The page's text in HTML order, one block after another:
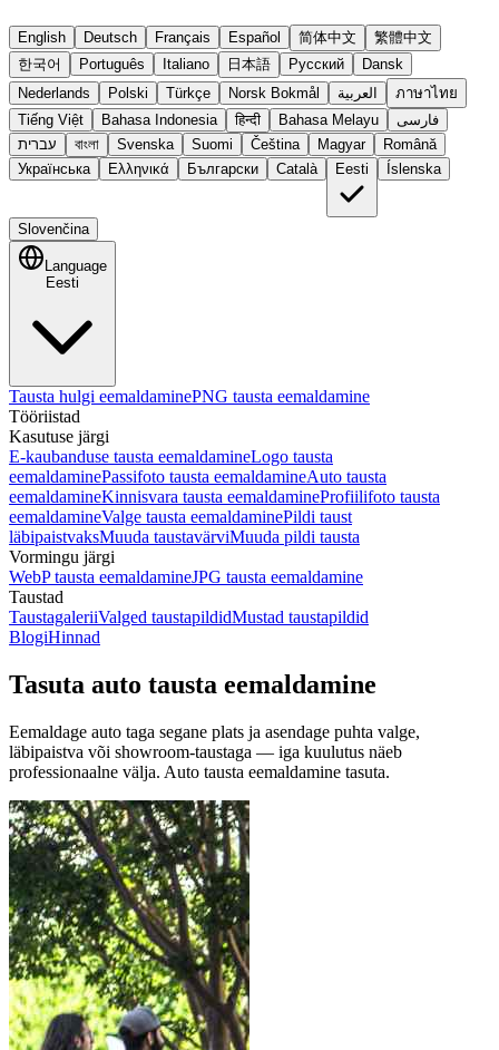
English Deutsch Français Español 简体中文
繁體中文
한국어
Português Italiano 日本語 Русский
Dansk
Nederlands
Polski Türkçe Norsk Bokmål العربية
ภาษาไทย
Tiếng Việt
Bahasa Indonesia हिन्दी Bahasa Melayu
فارسی
עברית
বাংলা Svenska Suomi Čeština Magyar
Română
Українська
Ελληνικά Български Català Eesti Íslenska
Slovenčina
Language
Eesti
Tausta hulgi eemaldaminePNG tausta eemaldamine
Tööriistad
Kasutuse järgi
E-kaubanduse tausta eemaldamineLogo tausta
eemaldaminePassifoto tausta eemaldamineAuto tausta
eemaldamineKinnisvara tausta eemaldamineProfiilifoto tausta
eemaldamineValge tausta eemaldaminePildi taust
läbipaistvaksMuuda taustavärviMuuda pildi tausta
Vormingu järgi
WebP tausta eemaldamineJPG tausta eemaldamine
Taustad
TaustagaleriiValged taustapildidMustad taustapildid
BlogiHinnad
Tasuta auto tausta eemaldamine
Eemaldage auto taga segane plats ja asendage puhta valge,
läbipaistva või showroom-taustaga — iga kuulutus näeb
professionaalne välja. Auto tausta eemaldamine tasuta.